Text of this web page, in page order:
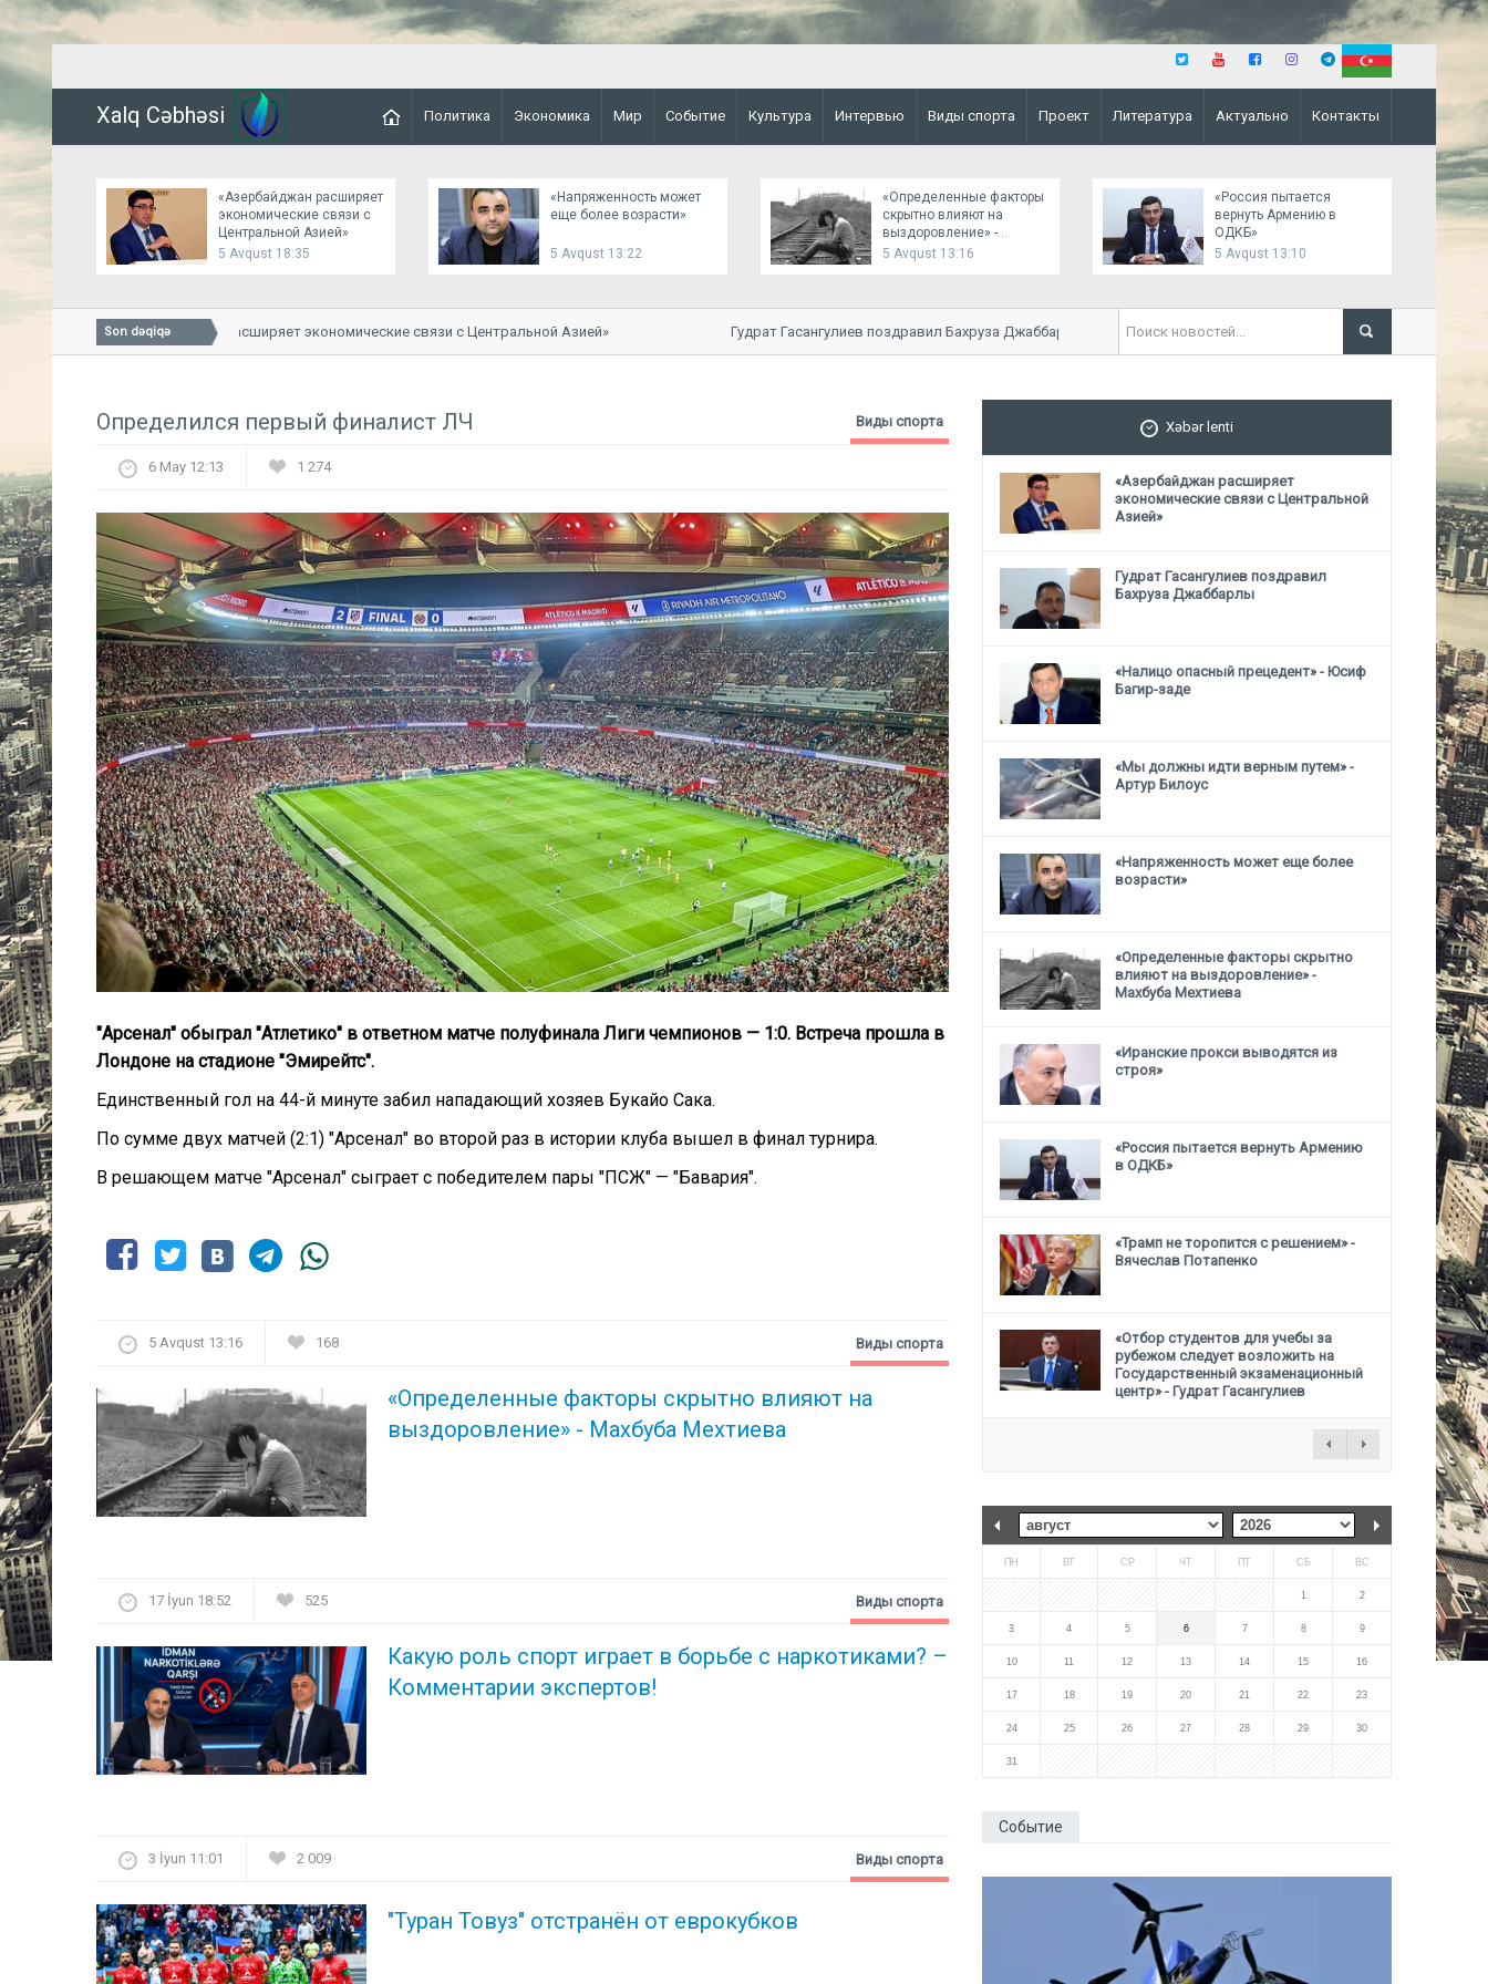
Xalq Cəbhəsi Политика Экономика Мир Событие Культура Интервью Виды спорта Проект Литература Актуально Контакты
«Азербайджан расширяет
экономические связи с
Центральной Азией»
5 Avqust 18:35
«Напряженность может
еще более возрасти»
5 Avqust 13:22
«Определенные факторы
скрытно влияют на
выздоровление» -
Махбуба Мехтиева
5 Avqust 13:16
«Россия пытается
вернуть Армению в
ОДКБ»
5 Avqust 13:10
Son dəqiqə
«Азербайджан расширяет экономические связи с Центральной Азией» Гудрат Гасангулиев поздравил Бахруза Джаббарлы «Налицо опасный
Определился первый финалист ЛЧ Виды спорта
6 May 12:13 1 274
"Арсенал" обыграл "Атлетико" в ответном матче полуфинала Лиги чемпионов — 1:0. Встреча прошла в
Лондоне на стадионе "Эмирейтс".
Единственный гол на 44-й минуте забил нападающий хозяев Букайо Сака.
По сумме двух матчей (2:1) "Арсенал" во второй раз в истории клуба вышел в финал турнира.
В решающем матче "Арсенал" сыграет с победителем пары "ПСЖ" — "Бавария".
5 Avqust 13:16 168
«Определенные факторы скрытно влияют на
выздоровление» - Махбуба Мехтиева
Виды спорта
17 İyun 18:52 525
Какую роль спорт играет в борьбе с наркотиками? –
Комментарии экспертов!
Виды спорта
3 İyun 11:01 2 009
"Туран Товуз" отстранён от еврокубков
Виды спорта
Xəbər lenti
«Азербайджан расширяет
экономические связи с Центральной
Азией»
Гудрат Гасангулиев поздравил
Бахруза Джаббарлы
«Налицо опасный прецедент» - Юсиф
Багир-заде
«Мы должны идти верным путем» -
Артур Билоус
«Напряженность может еще более
возрасти»
«Определенные факторы скрытно
влияют на выздоровление» -
Махбуба Мехтиева
«Иранские прокси выводятся из
строя»
«Россия пытается вернуть Армению
в ОДКБ»
«Трамп не торопится с решением» -
Вячеслав Потапенко
«Отбор студентов для учебы за
рубежом следует возложить на
Государственный экзаменационный
центр» - Гудрат Гасангулиев
ПН ВТ СР ЧТ ПТ СБ ВС
1 2
3 4 5 6 7 8 9
10 11 12 13 14 15 16
17 18 19 20 21 22 23
24 25 26 27 28 29 30
31
Событие